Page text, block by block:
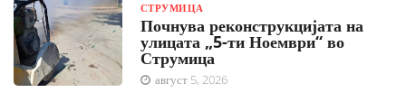
СТРУМИЦА
Почнува реконструкцијата на
улицата „5-ти Ноември“ во
Струмица
август 5, 2026